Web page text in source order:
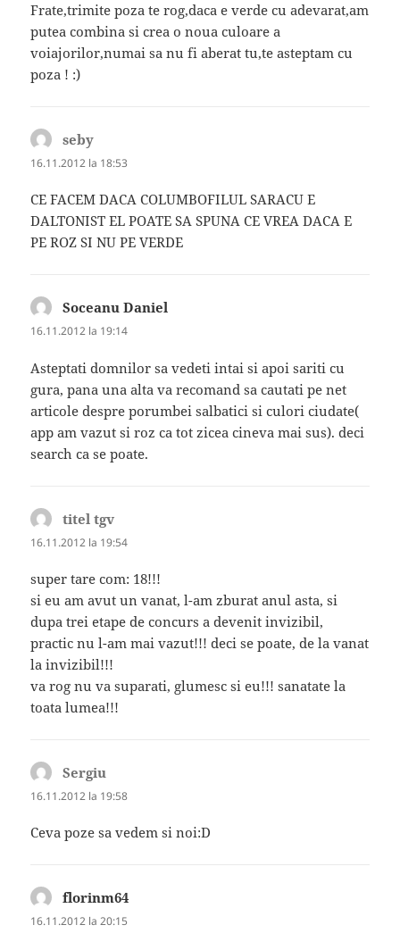
Frate,trimite poza te rog,daca e verde cu adevarat,am
putea combina si crea o noua culoare a
voiajorilor,numai sa nu fi aberat tu,te asteptam cu
poza ! :)
seby
16.11.2012 la 18:53
CE FACEM DACA COLUMBOFILUL SARACU E
DALTONIST EL POATE SA SPUNA CE VREA DACA E
PE ROZ SI NU PE VERDE
Soceanu Daniel
16.11.2012 la 19:14
Asteptati domnilor sa vedeti intai si apoi sariti cu
gura, pana una alta va recomand sa cautati pe net
articole despre porumbei salbatici si culori ciudate(
app am vazut si roz ca tot zicea cineva mai sus). deci
search ca se poate.
titel tgv
16.11.2012 la 19:54
super tare com: 18!!!
si eu am avut un vanat, l-am zburat anul asta, si
dupa trei etape de concurs a devenit invizibil,
practic nu l-am mai vazut!!! deci se poate, de la vanat
la invizibil!!!
va rog nu va suparati, glumesc si eu!!! sanatate la
toata lumea!!!
Sergiu
16.11.2012 la 19:58
Ceva poze sa vedem si noi:D
florinm64
16.11.2012 la 20:15